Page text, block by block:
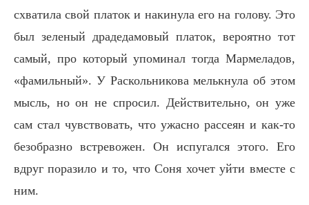
схватила свой платок и накинула его на голову. Это
был зеленый драдедамовый платок, вероятно тот
самый, про который упоминал тогда Мармеладов,
«фамильный». У Раскольникова мелькнула об этом
мысль, но он не спросил. Действительно, он уже
сам стал чувствовать, что ужасно рассеян и как-то
безобразно встревожен. Он испугался этого. Его
вдруг поразило и то, что Соня хочет уйти вместе с
ним.